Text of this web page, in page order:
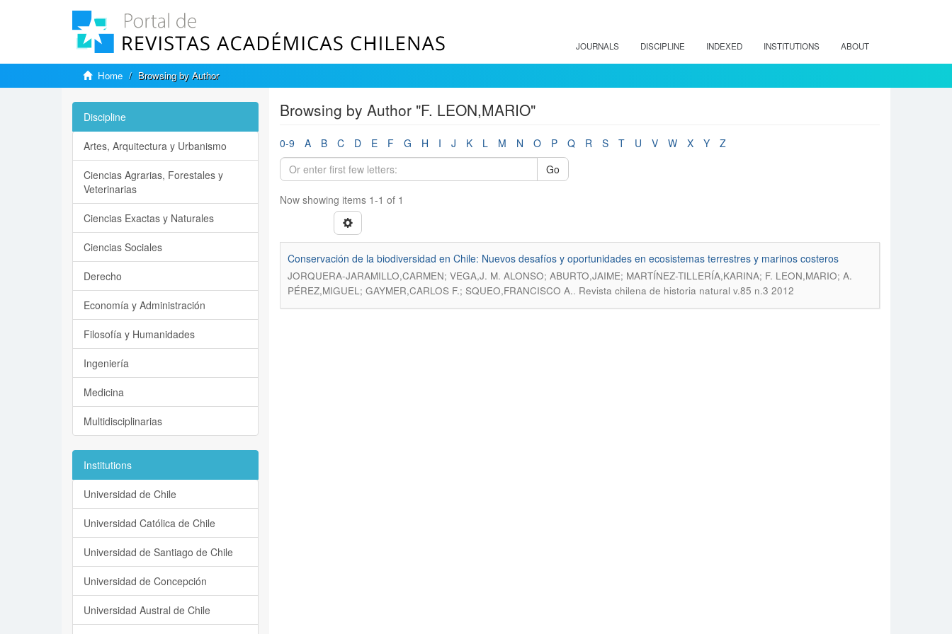
JOURNALS DISCIPLINE INDEXED INSTITUTIONS ABOUT
Home Browsing by Author
Browsing by Author "F. LEON,MARIO"
0-9 A B C D E F G H I J K L M N O P Q R S T U V W X Y
Z
Go
Now showing items 1-1 of 1
Conservación de la biodiversidad en Chile: Nuevos desafíos y oportunidades en ecosistemas terrestres y marinos costeros
JORQUERA-JARAMILLO,CARMEN; VEGA,J. M. ALONSO; ABURTO,JAIME; MARTÍNEZ-TILLERÍA,KARINA; F. LEON,MARIO; A.
PÉREZ,MIGUEL; GAYMER,CARLOS F.; SQUEO,FRANCISCO A.. Revista chilena de historia natural v.85 n.3 2012
Discipline
Artes, Arquitectura y Urbanismo
Ciencias Agrarias, Forestales y
Veterinarias
Ciencias Exactas y Naturales
Ciencias Sociales
Derecho
Economía y Administración
Filosofía y Humanidades
Ingeniería
Medicina
Multidisciplinarias
Institutions
Universidad de Chile
Universidad Católica de Chile
Universidad de Santiago de Chile
Universidad de Concepción
Universidad Austral de Chile